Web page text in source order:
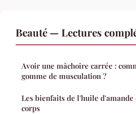
Beauté — Lectures
Avoir une mâchoire carrée :
gomme de musculation ?
Les bienfaits de l'huile d'amande
corps